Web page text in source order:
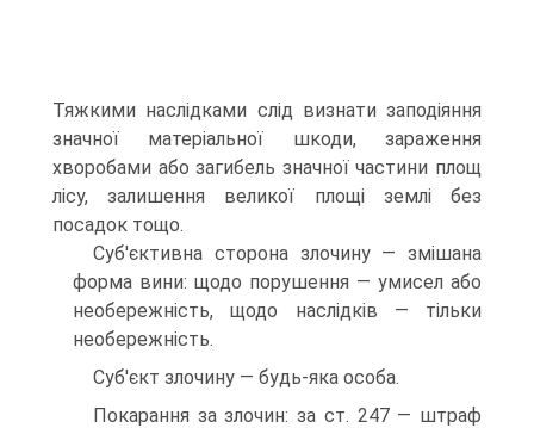
Тяжкими наслідками слід визнати заподіяння
значної матеріальної шкоди, зараження
хворобами або загибель значної частини площ
лісу, залишення великої площі землі без
посадок тощо.
Суб'єктивна сторона злочину — змішана
форма вини: щодо порушення — умисел або
необережність, щодо наслідків — тільки
необережність.
Суб'єкт злочину — будь-яка особа.
Покарання за злочин: за ст. 247 — штраф